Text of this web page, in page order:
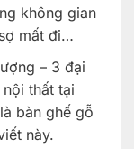
không gian
mất đi…
– 3 đại
thất tại
bàn ghế gỗ
này.